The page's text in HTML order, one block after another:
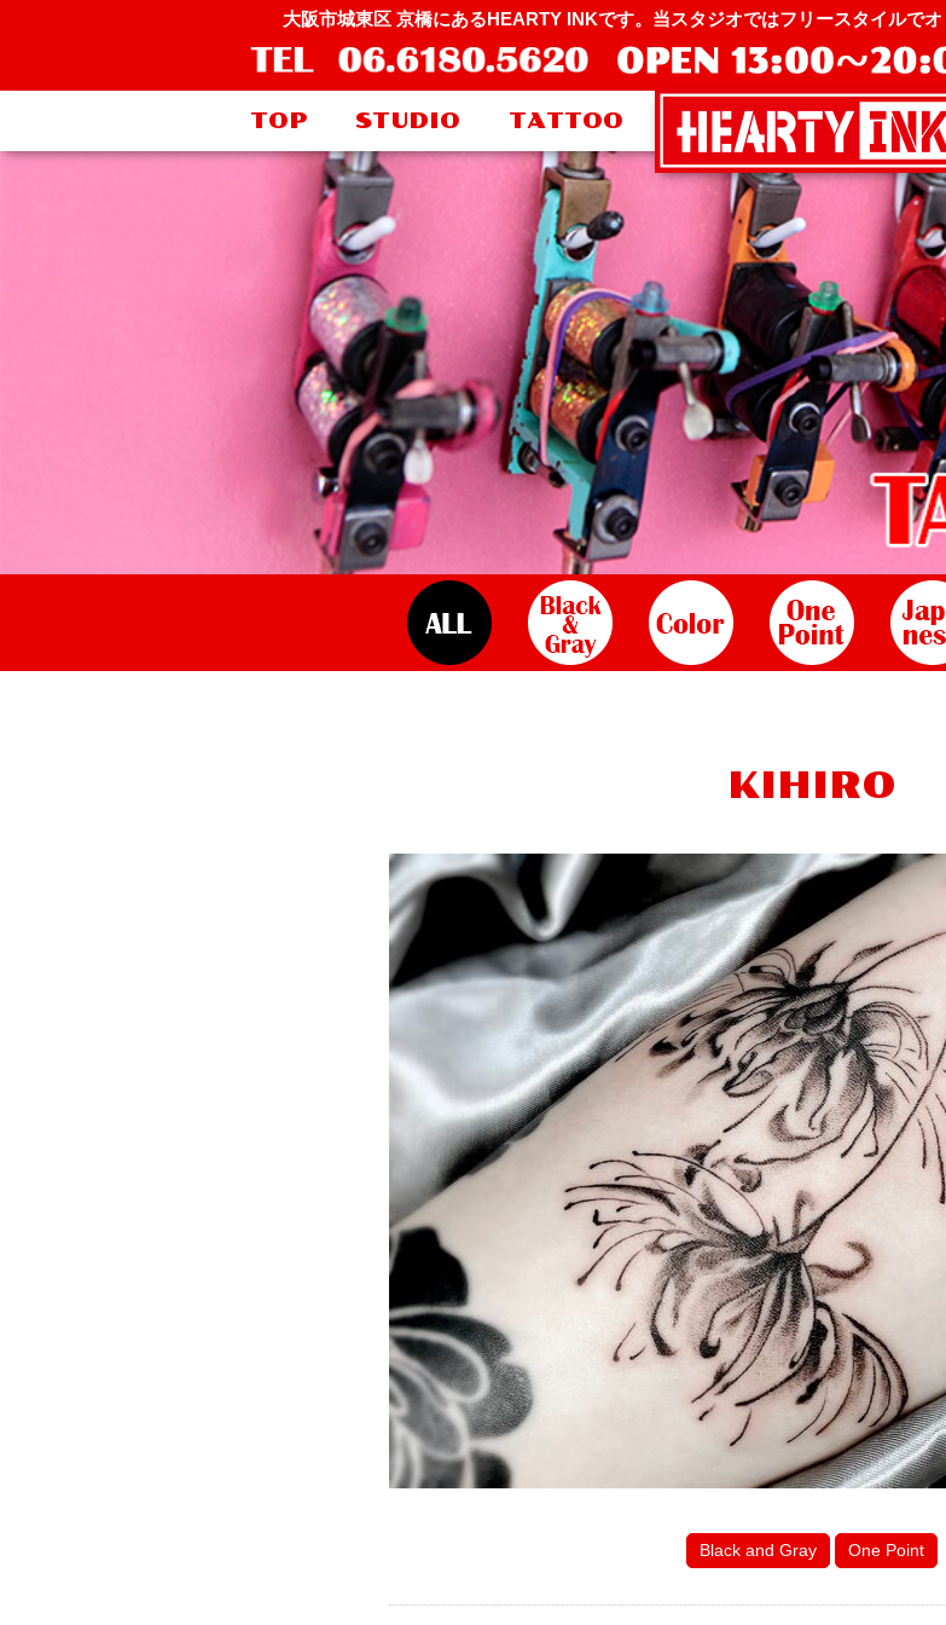
大阪市城東区 京橋にあるHEARTY INKです。当スタジオではフリースタイルで
TOP STUDIO TATTOO
CONTACT
KIHIRO
Black and Gray One Point